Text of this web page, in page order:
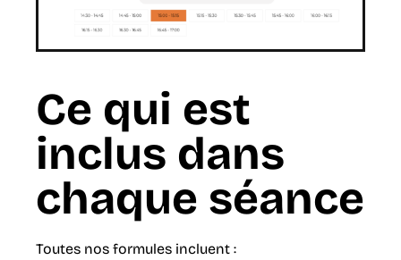
Ce qui est
inclus dans
chaque séance
Toutes nos formules incluent :